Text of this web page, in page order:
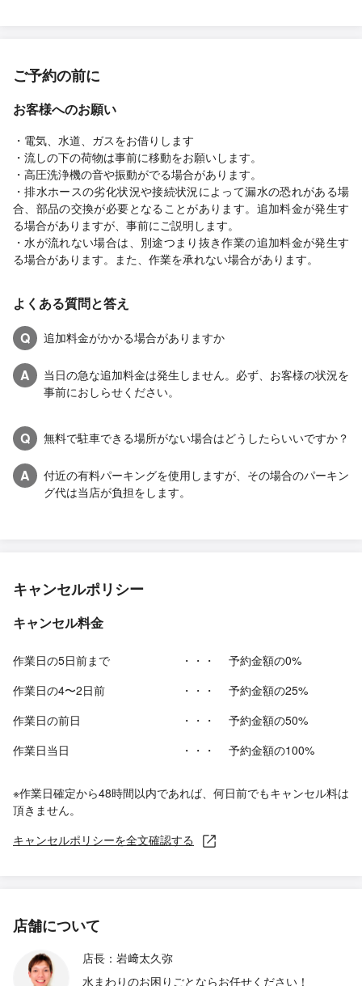
ご予約の前に
お客様へのお願い
・電気、水道、ガスをお借りします
・流しの下の荷物は事前に移動をお願いします。
・高圧洗浄機の音や振動がでる場合があります。
・排水ホースの劣化状況や接続状況によって漏水の恐れがある場
合、部品の交換が必要となることがあります。追加料金が発生す
る場合がありますが、事前にご説明します。
・水が流れない場合は、別途つまり抜き作業の追加料金が発生す
る場合があります。また、作業を承れない場合があります。
よくある質問と答え
Q
追加料金がかかる場合がありますか
A
当日の急な追加料金は発生しません。必ず、お客様の状況を
事前におしらせください。
Q 無料で駐車できる場所がない場合はどうしたらいいですか？
A
付近の有料パーキングを使用しますが、その場合のパーキン
グ代は当店が負担をします。
キャンセルポリシー
キャンセル料金
作業日の5日前まで ・・・
予約金額の0%
作業日の4〜2日前
・・・
予約金額の25%
作業日の前日
・・・
予約金額の50%
作業日当日
・・・ 予約金額の100%
※作業日確定から48時間以内であれば、何日前でもキャンセル料は
頂きません。
キャンセルポリシーを全文確認する
店舗について
店長：岩﨑太久弥
水まわりのお困りごとならお任せください！